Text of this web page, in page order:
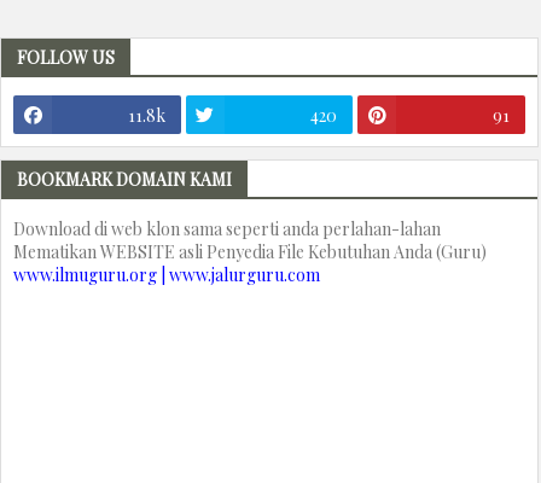
FOLLOW US
11.8k 420 91
BOOKMARK DOMAIN KAMI
Download di web klon sama seperti anda perlahan-lahan
Mematikan WEBSITE asli Penyedia File Kebutuhan Anda (Guru)
www.ilmuguru.org | www.jalurguru.com